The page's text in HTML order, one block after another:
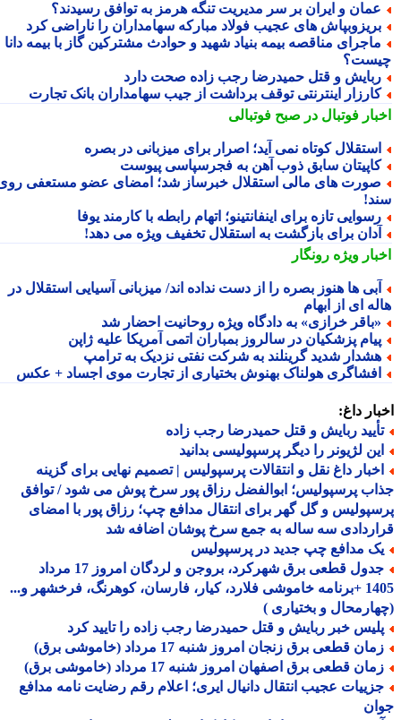
و ایران بر سر مدیریت تنگه هرمز به توافق رسیدند؟
های عجیب فولاد مبارکه سهامداران را ناراضی کرد
مناقصه بیمه بنیاد شهید و حوادث مشترکین گاز با بیمه دانا
و قتل حمیدرضا رجب زاده صحت دارد
اینترنتی توقف برداشت از جیب سهامداران بانک تجارت
فوتبال در صبح فوتبالی
کوتاه نمی آید؛ اصرار برای میزبانی در بصره
سابق ذوب آهن به فجرسپاسی پیوست
های مالی استقلال خبرساز شد؛ امضای عضو مستعفی روی
تازه برای اینفانتینو؛ اتهام رابطه با کارمند یوفا
برای بازگشت به استقلال تخفیف ویژه می دهد!
ویژهرونگار
ها هنوز بصره را از دست نداده اند/ میزبانی آسیایی استقلال در
ای از ابهام
خرازی» به دادگاه ویژه روحانیت احضار شد
پزشکیان در سالروز بمباران اتمی آمریکا علیه ژاپن
شدید گرینلند به شرکت نفتی نزدیک به ترامپ
هولناک بهنوش بختیاری از تجارت موی اجساد + عکس
داغ:
ربایش و قتل حمیدرضا رجب زاده
لژیونر را دیگر پرسپولیسی بدانید
داغ نقل و انتقالات پرسپولیس | تصمیم نهایی برای گزینه
پرسپولیس؛ ابوالفضل رزاق پور سرخ پوش می شود / توافق
و گل گهر برای انتقال مدافع چپ؛ رزاق پور با امضای
سه ساله به جمع سرخ پوشان اضافه شد
مدافع چپ جدید در پرسپولیس
جدول قطعی برق شهرکرد، بروجن و لردگان امروز 17 مرداد
1405 +برنامه خاموشی فلارد، کیار، فارسان، کوهرنگ، فرخشهر و...
و بختیاری )
خبر ربایش و قتل حمیدرضا رجب زاده را تایید کرد
قطعی برق زنجان امروز شنبه 17 مرداد (خاموشی برق)
قطعی برق اصفهان امروز شنبه 17 مرداد (خاموشی برق)
عجیب انتقال دانیال ایری؛ اعلام رقم رضایت نامه مدافع